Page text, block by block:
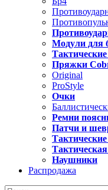
Модули для
Тактические
Пряжки
Original
ProStyle
Очки
Ремни
Патчи и
Наушники
Распродажа